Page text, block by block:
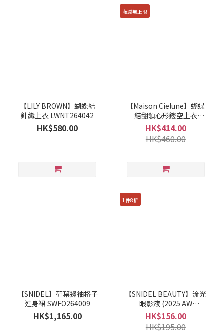
【LILY BROWN】蝴蝶結
針織上衣 LWNT264042
HK$580.00
滿減無上限
【Maison Cielune】蝴蝶
結翻領心形鏤空上衣
MWBD262677
HK$414.00
HK$460.00
【SNIDEL】荷葉邊袖格子
連身裙 SWFO264009
HK$1,165.00
1件8折
【SNIDEL BEAUTY】流光
眼影液 (2025 AW
COLLECTION)
HK$156.00
HK$195.00